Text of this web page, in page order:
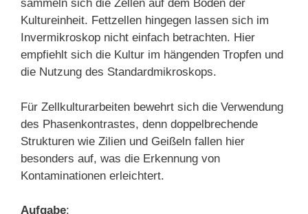
sammeln sich die Zellen auf dem Boden der
Kultureinheit. Fettzellen hingegen lassen sich im
Invermikroskop nicht einfach betrachten. Hier
empfiehlt sich die Kultur im hängenden Tropfen und
die Nutzung des Standardmikroskops.
Für Zellkulturarbeiten bewehrt sich die Verwendung
des Phasenkontrastes, denn doppelbrechende
Strukturen wie Zilien und Geißeln fallen hier
besonders auf, was die Erkennung von
Kontaminationen erleichtert.
Aufgabe: